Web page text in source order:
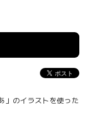
」のイラストを使った